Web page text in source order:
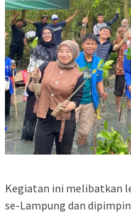
Kegiatan ini melibatkan
se-Lampung dan